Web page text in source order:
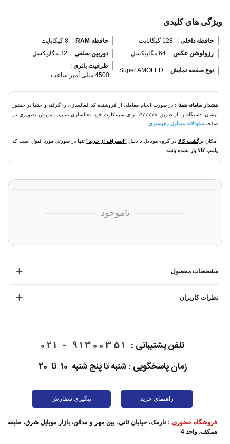
ویژگی های کلیدی
حافظه داخلی : 128 گیگابایت حافظه RAM :
8 گیگابایت
رزولوشن عکس : 64 مگاپیکسل دوربین سلفی : 32 مگاپیکسل
نوع صفحه نمایش :
Super AMOLED
ظرفیت باتری :
4500 میلی آمپر ساعت
هشدار سامانه همتا
: در صورت انجام معامله، از فروشنده کد فعالسازی را گرفته و حتما در حضور
ایشان، دستگاه را از طریق #7777*، برای سیمکارت خود فعالسازی نمایید. آموزش تصویری در
صفحه سئوالات متداول رجیستری
امکانبرگشت کالا در گروه موبایل با دلیل "انصراف از خرید"تنها در صورتی مورد قبول است که
پلمپ کالا باز نشده باشد.
ناموجود
مشخصات محصول
نظرات کاربران
تلفن پشتیبانی : 91300351 - 021
زمان پاسخگویی : شنبه تا پنج شنبه 10 تا 20
راهنمای خرید پیگیری سفارش
فروشگاه حضوری : نارمک، خیابان ثانی، بین مهر و مدائن، بازار موبایل شرق، طبقه
همکف، واحد 4